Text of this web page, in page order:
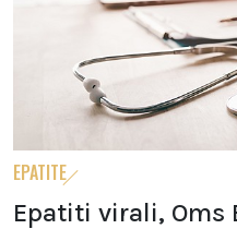
EPATITE
Epatiti virali, Oms